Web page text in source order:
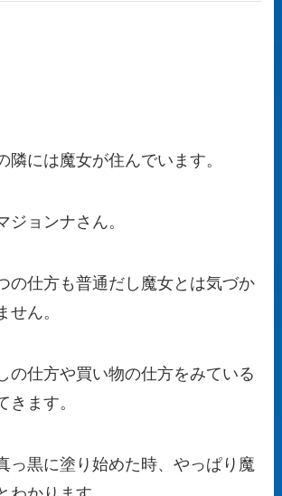
隣には魔女が住んでいます。
ジョンナさん。
の仕方も普通だし魔女とは気づか
せん。
の仕方や買い物の仕方をみている
きます。
っ黒に塗り始めた時、やっぱり魔